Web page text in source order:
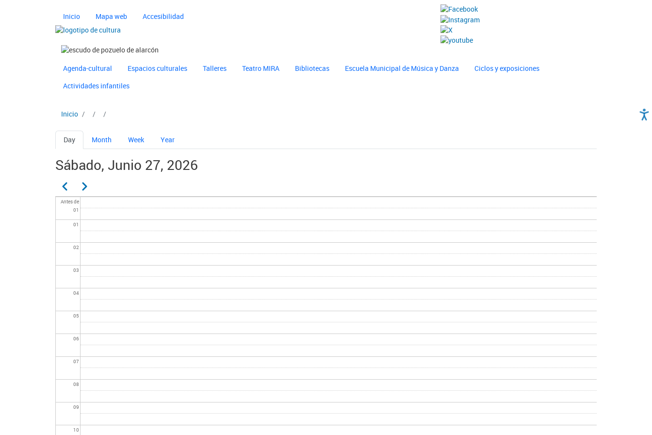
Navegación principal cultura
Inicio Mapa web
Accesibilidad
Imagen
Imagen
Ayuntamiento de Pozuelo
Navegación principal header cultura
Agenda-cultural Espacios culturales Talleres Teatro MIRA Bibliotecas Escuela Municipal de Música y Danza
Ciclos y exposiciones
Actividades infantiles
Inicio
Solapas principales
Day Month Week Year
Sábado, Junio 27, 2026
Paginación
AnteriorSiguiente
Antes de
01
01
02
03
04
05
06
07
08
09
10